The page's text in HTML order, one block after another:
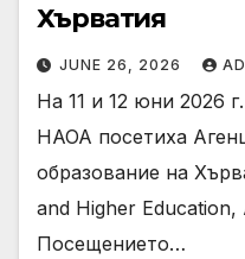
Хърватия
JUNE 26, 2026
На 11 и 12 юни 2026
НАОА посетиха
образование на
and Higher Education,
Посещението…